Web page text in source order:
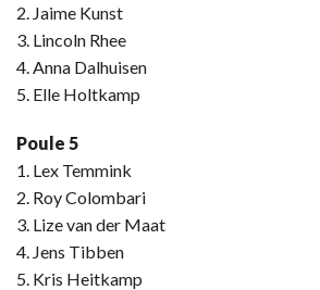
2. Jaime Kunst
3. Lincoln Rhee
4. Anna Dalhuisen
5. Elle Holtkamp
Poule 5
1. Lex Temmink
2. Roy Colombari
3. Lize van der Maat
4. Jens Tibben
5. Kris Heitkamp